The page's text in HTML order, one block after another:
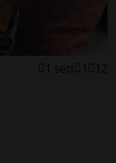
1 sett 1 12